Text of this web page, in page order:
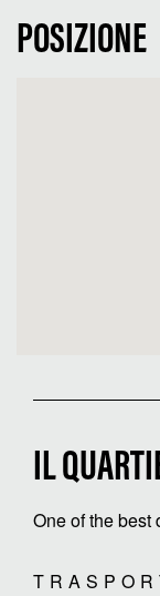
POSIZIONE
IL
One of the best